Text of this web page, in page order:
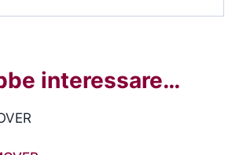
interessare…